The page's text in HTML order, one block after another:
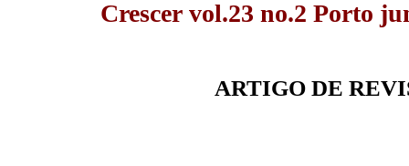
Crescer vol.23 no.2 Porto
ARTIGO DE